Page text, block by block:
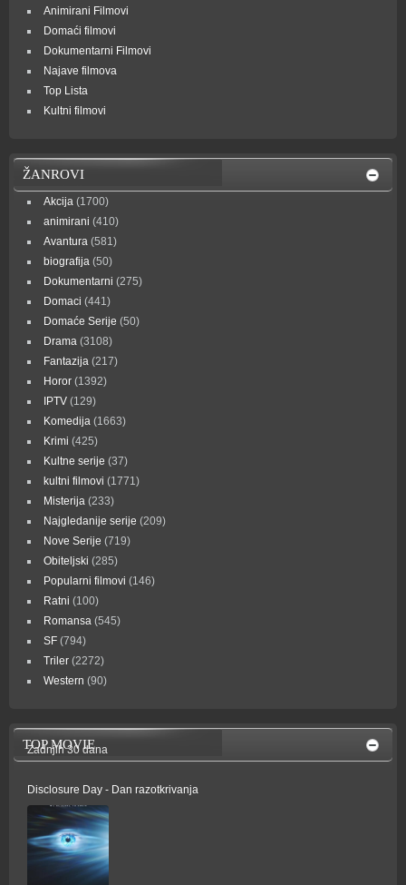
Animirani Filmovi
Domaći filmovi
Dokumentarni Filmovi
Najave filmova
Top Lista
Kultni filmovi
ŽANROVI
Akcija (1700)
animirani (410)
Avantura (581)
biografija (50)
Dokumentarni (275)
Domaci (441)
Domaće Serije (50)
Drama (3108)
Fantazija (217)
Horor (1392)
IPTV (129)
Komedija (1663)
Krimi (425)
Kultne serije (37)
kultni filmovi (1771)
Misterija (233)
Najgledanije serije (209)
Nove Serije (719)
Obiteljski (285)
Popularni filmovi (146)
Ratni (100)
Romansa (545)
SF (794)
Triler (2272)
Western (90)
TOP MOVIE
Zadnjih 30 dana
Disclosure Day - Dan razotkrivanja